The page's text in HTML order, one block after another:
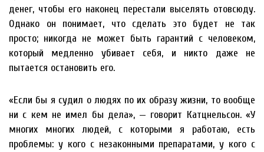
денег, чтобы его наконец перестали выселять отовсюду.
Однако он понимает, что сделать это будет не так
просто; никогда не может быть гарантий с человеком,
который медленно убивает себя, и никто даже не
пытается остановить его.
«Если бы я судил о людях по их образу жизни, то вообще
ни с кем не имел бы дела», — говорит Катцнельсон. «У
многих многих людей, с которыми я работаю, есть
проблемы: у кого с незаконными препаратами, у кого с